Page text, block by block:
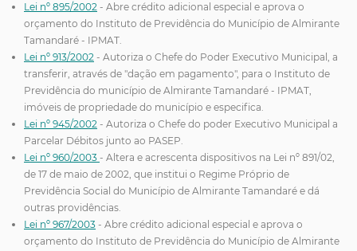
Lei nº 895/2002 - Abre crédito adicional especial e aprova o
orçamento do Instituto de Previdência do Município de Almirante
Tamandaré - IPMAT.
Lei nº 913/2002 - Autoriza o Chefe do Poder Executivo Municipal, a
transferir, através de "dação em pagamento", para o Instituto de
Previdência do município de Almirante Tamandaré - IPMAT,
imóveis de propriedade do município e especifica.
Lei nº 945/2002 - Autoriza o Chefe do poder Executivo Municipal a
Parcelar Débitos junto ao PASEP.
Lei nº 960/2003 - Altera e acrescenta dispositivos na Lei nº 891/02,
de 17 de maio de 2002, que institui o Regime Próprio de
Previdência Social do Município de Almirante Tamandaré e dá
outras providências.
Lei nº 967/2003 - Abre crédito adicional especial e aprova o
orçamento do Instituto de Previdência do Município de Almirante